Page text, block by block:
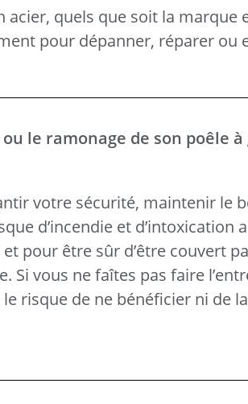
acier, quels que soit la
pour dépanner, réparer
le ramonage de son poêle
votre sécurité, maintenir le
d’incendie et d’intoxication
pour être sûr d’être couvert
Si vous ne faîtes pas faire
risque de ne bénéficier ni de